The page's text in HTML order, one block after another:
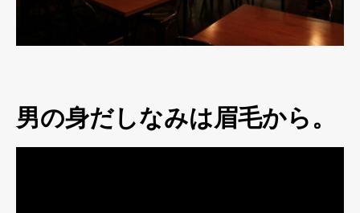
男の身だしなみは眉毛から。